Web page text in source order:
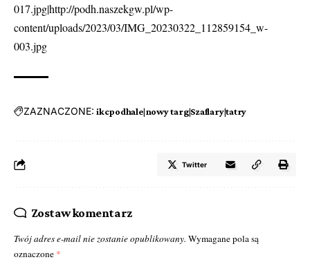
017.jpg|http://podh.naszekgw.pl/wp-
content/uploads/2023/03/IMG_20230322_112859154_w-
003.jpg
ZAZNACZONE: ikcpodhale|nowy targ|Szaflary|tatry
Twitter
Zostaw komentarz
Twój adres e-mail nie zostanie opublikowany. Wymagane pola są
oznaczone *